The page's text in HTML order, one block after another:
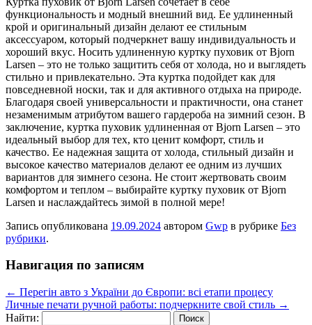
функциональность и модный внешний вид. Ее удлиненный
крой и оригинальный дизайн делают ее стильным
аксессуаром, который подчеркнет вашу индивидуальность и
хороший вкус. Носить удлиненную куртку пуховик от Bjorn
Larsen – это не только защитить себя от холода, но и выглядеть
стильно и привлекательно. Эта куртка подойдет как для
повседневной носки, так и для активного отдыха на природе.
Благодаря своей универсальности и практичности, она станет
незаменимым атрибутом вашего гардероба на зимний сезон. В
заключение, куртка пуховик удлиненная от Bjorn Larsen – это
идеальный выбор для тех, кто ценит комфорт, стиль и
качество. Ее надежная защита от холода, стильный дизайн и
высокое качество материалов делают ее одним из лучших
вариантов для зимнего сезона. Не стоит жертвовать своим
комфортом и теплом – выбирайте куртку пуховик от Bjorn
Larsen и наслаждайтесь зимой в полной мере!
Запись опубликована 19.09.2024 автором Gwp в рубрике Без
рубрики.
Навигация по записям
← Перегін авто з України до Європи: всі етапи процесу
Личные печати ручной работы: подчеркните свой стиль →
Найти: